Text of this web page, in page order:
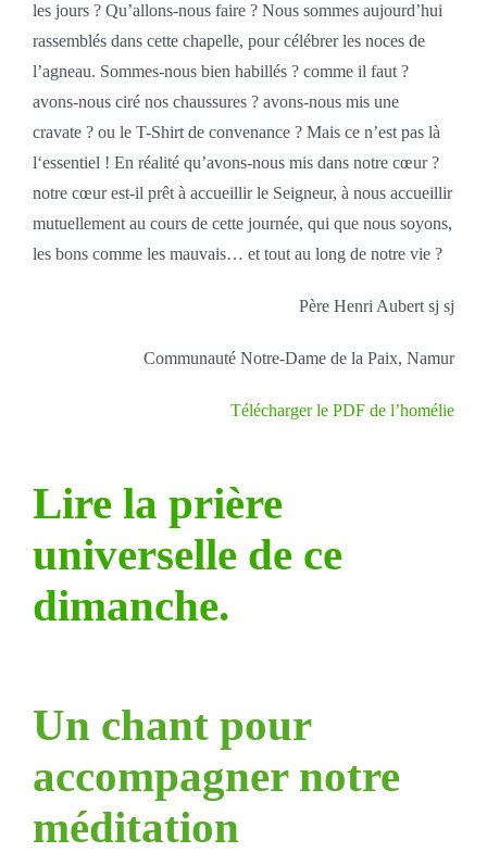
les jours ? Qu’allons-nous faire ? Nous sommes aujourd’hui
rassemblés dans cette chapelle, pour célébrer les noces de
l’agneau. Sommes-nous bien habillés ? comme il faut ?
avons-nous ciré nos chaussures ? avons-nous mis une
cravate ? ou le T-Shirt de convenance ? Mais ce n’est pas là
l‘essentiel ! En réalité qu’avons-nous mis dans notre cœur ?
notre cœur est-il prêt à accueillir le Seigneur, à nous accueillir
mutuellement au cours de cette journée, qui que nous soyons,
les bons comme les mauvais… et tout au long de notre vie ?
Père Henri Aubert sj sj
Communauté Notre-Dame de la Paix, Namur
Télécharger le PDF de l’homélie
Lire la prière
universelle de ce
dimanche.
Un chant pour
accompagner notre
méditation